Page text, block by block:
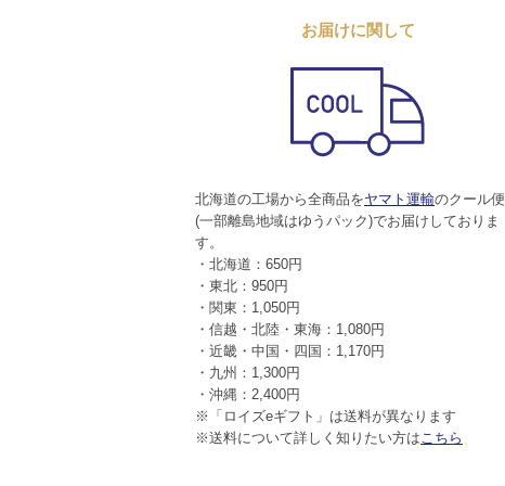
お届けに関して
北海道の工場から全商品をヤマト運輸のクール便
(一部離島地域はゆうパック)でお届けしておりま
す。
・北海道：650円
・東北：950円
・関東：1,050円
・信越・北陸・東海：1,080円
・近畿・中国・四国：1,170円
・九州：1,300円
・沖縄：2,400円
※「ロイズeギフト」は送料が異なります
※送料について詳しく知りたい方はこちら